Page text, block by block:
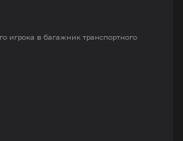
игрока в багажник транспортного